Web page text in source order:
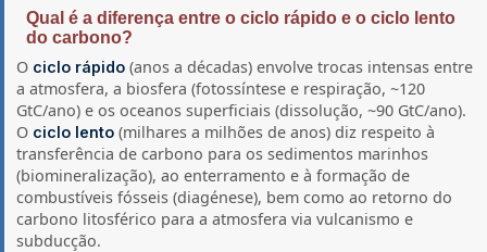
Qual é a diferença entre o ciclo rápido e o ciclo lento
do carbono?
O ciclo rápido (anos a décadas) envolve trocas intensas entre
a atmosfera, a biosfera (fotossíntese e respiração, ~120
GtC/ano) e os oceanos superficiais (dissolução, ~90 GtC/ano).
O ciclo lento (milhares a milhões de anos) diz respeito à
transferência de carbono para os sedimentos marinhos
(biomineralização), ao enterramento e à formação de
combustíveis fósseis (diagénese), bem como ao retorno do
carbono litosférico para a atmosfera via vulcanismo e
subducção.